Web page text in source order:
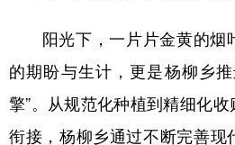
阳光下，一片片金黄的烟
的期盼与生计，更是杨柳乡
擎”。从规范化种植到精细化
衔接，杨柳乡通过不断完善现